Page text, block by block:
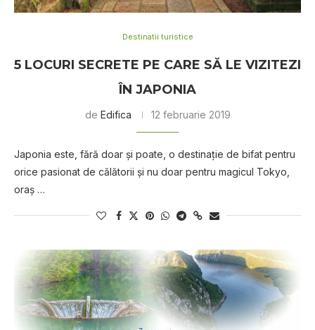
Destinatii turistice
5 LOCURI SECRETE PE CARE SĂ LE VIZITEZI
ÎN JAPONIA
de Edifica 12 februarie 2019
Japonia este, fără doar şi poate, o destinaţie de bifat pentru
orice pasionat de călătorii şi nu doar pentru magicul Tokyo,
oraş …